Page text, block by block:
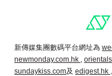
新傳媒集團數碼平台網址為
newmonday.com.hk ,
sundaykiss.com及 edigest.hk